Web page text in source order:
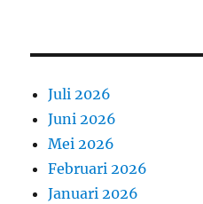
Juli 2026
Juni 2026
Mei 2026
Februari 2026
Januari 2026